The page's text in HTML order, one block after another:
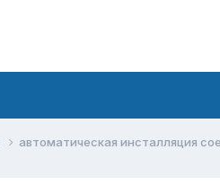
автоматическая инсталляция